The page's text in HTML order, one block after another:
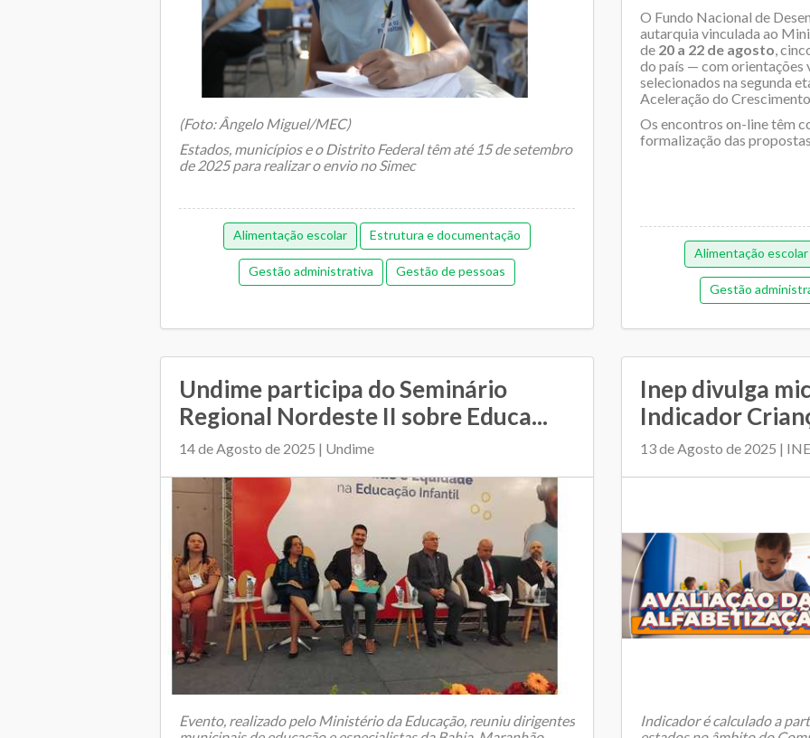
(Foto: Ângelo Miguel/MEC)
Estados, municípios e o Distrito Federal têm até 15 de setembro
de 2025 para realizar o envio no Simec
Alimentação escolar Estrutura e documentação
Gestão administrativa Gestão de pessoas
Pedagógica Plano Municipal de Educação
Regime de colaboração Relacionamento entre SME e escolas
Transporte escolar
O Fundo Nacional de
autarquia vinculada ao
de 20 a 22 de agosto,
do país — com orientações
selecionados na segunda
Aceleração do
Os encontros on-line têm
formalização das
Alimentação escolar
Gestão
Gestão
Orçamentária e Financeira
Pedagógica
Undime participa do Seminário
Regional Nordeste II sobre Educa...
14 de Agosto de 2025 | Undime
Evento, realizado pelo Ministério da Educação, reuniu dirigentes
Inep divulga
Indicador
13 de Agosto de 2025 |
Indicador é calculado a